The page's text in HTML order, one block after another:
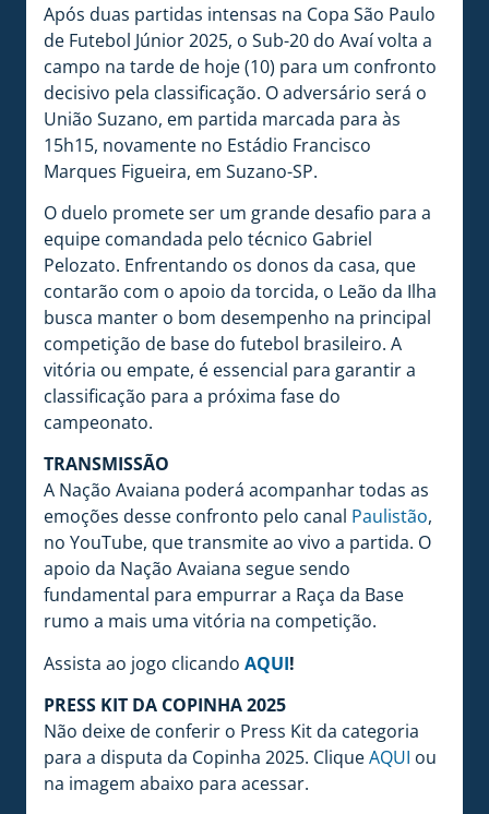
Após duas partidas intensas na Copa São Paulo
de Futebol Júnior 2025, o Sub-20 do Avaí volta a
campo na tarde de hoje (10) para um confronto
decisivo pela classificação. O adversário será o
União Suzano, em partida marcada para às
15h15, novamente no Estádio Francisco
Marques Figueira, em Suzano-SP.
O duelo promete ser um grande desafio para a
equipe comandada pelo técnico Gabriel
Pelozato. Enfrentando os donos da casa, que
contarão com o apoio da torcida, o Leão da Ilha
busca manter o bom desempenho na principal
competição de base do futebol brasileiro. A
vitória ou empate, é essencial para garantir a
classificação para a próxima fase do
campeonato.
TRANSMISSÃO
A Nação Avaiana poderá acompanhar todas as
emoções desse confronto pelo canal Paulistão,
no YouTube, que transmite ao vivo a partida. O
apoio da Nação Avaiana segue sendo
fundamental para empurrar a Raça da Base
rumo a mais uma vitória na competição.
Assista ao jogo clicando AQUI!
PRESS KIT DA COPINHA 2025
Não deixe de conferir o Press Kit da categoria
para a disputa da Copinha 2025. CliqueAQUI ou
na imagem abaixo para acessar.